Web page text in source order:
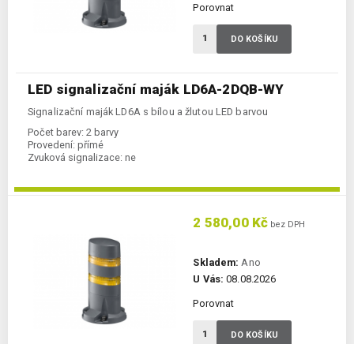
LED signalizační maják LD6A-2DQB-WY
Signalizační maják LD6A s bílou a žlutou LED barvou
Počet barev: 2 barvy
Provedení: přímé
Zvuková signalizace: ne
Porovnat
DO KOŠÍKU
2 580,00 Kč bez DPH
Skladem: Ano
U Vás: 08.08.2026
Porovnat
DO KOŠÍKU